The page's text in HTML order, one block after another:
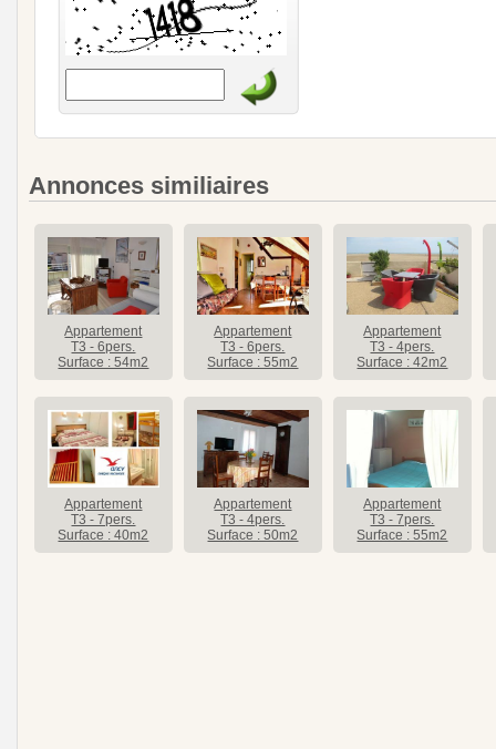
Annonces similiaires
Appartement
T3 - 6pers.
Surface : 54m2
Appartement
T3 - 6pers.
Surface : 55m2
Appartement
T3 - 4pers.
Surface : 42m2
Appartement
T3 - 7pers.
Surface : 40m2
Appartement
T3 - 4pers.
Surface : 50m2
Appartement
T3 - 7pers.
Surface : 55m2